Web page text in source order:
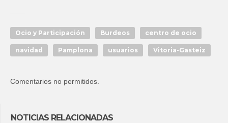
Ocio y Participación Burdeos centro de ocio
navidad Pamplona usuarios Vitoria-Gasteiz
Comentarios no permitidos.
NOTICIAS RELACIONADAS